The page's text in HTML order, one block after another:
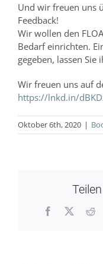
Und wir freuen uns
Feedback!
Wir wollen den
Bedarf einrichten.
gegeben, lassen
Wir freuen uns auf
https://lnkd.in/
Oktober 6th, 2020 |
Facebook
X